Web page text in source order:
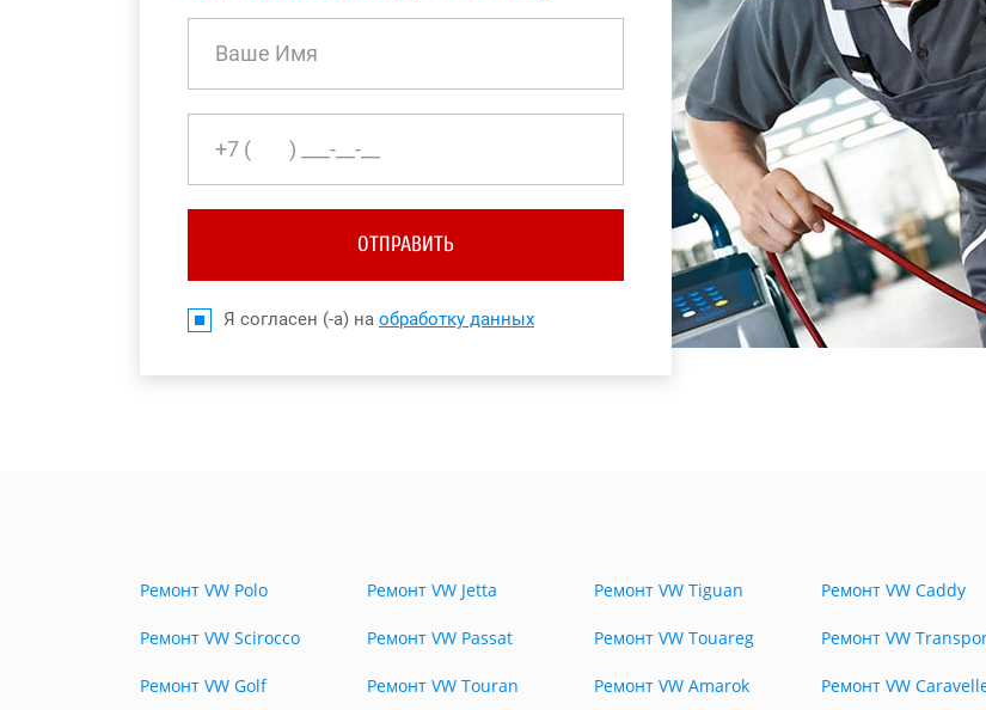
ОТПРАВИТЬ
Я согласен (-а) на обработку данных
Ремонт VW Polo
Ремонт VW Scirocco
Ремонт VW Golf
Ремонт VW Jetta
Ремонт VW Passat
Ремонт VW Touran
Ремонт VW Tiguan
Ремонт VW Touareg
Ремонт VW Amarok
Ремонт VW Caddy
Ремонт VW
Ремонт VW